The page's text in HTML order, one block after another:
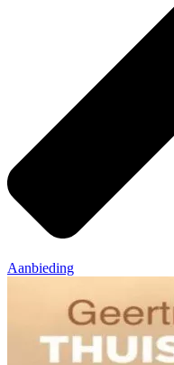
Aanbieding